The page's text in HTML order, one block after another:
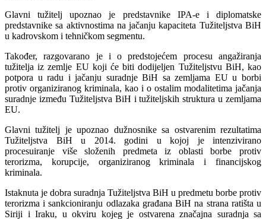
Glavni tužitelj upoznao je predstavnike IPA-e i diplomatske
predstavnike sa aktivnostima na jačanju kapaciteta Tužiteljstva BiH
u kadrovskom i tehničkom segmentu.
Također, razgovarano je i o predstojećem procesu angažiranja
tužitelja iz zemlje EU koji će biti dodijeljen Tužiteljstvu BiH, kao
potpora u radu i jačanju suradnje BiH sa zemljama EU u borbi
protiv organiziranog kriminala, kao i o ostalim modalitetima jačanja
suradnje između Tužiteljstva BiH i tužiteljskih struktura u zemljama
EU.
Glavni tužitelj je upoznao dužnosnike sa ostvarenim rezultatima
Tužiteljstva BiH u 2014. godini u kojoj je intenzivirano
procesuiranje više složenih predmeta iz oblasti borbe protiv
terorizma, korupcije, organiziranog kriminala i financijskog
kriminala.
Istaknuta je dobra suradnja Tužiteljstva BiH u predmetu borbe protiv
terorizma i sankcioniranju odlazaka građana BiH na strana ratišta u
Siriji i Iraku, u okviru kojeg je ostvarena značajna suradnja sa